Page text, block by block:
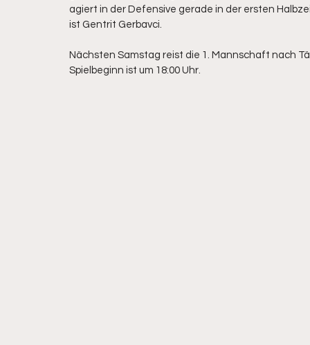
agiert in der Defensive gerade in der ersten
ist Gentrit Gerbavci.
Nächsten Samstag reist die 1. Mannschaft nach
Spielbeginn ist um 18:00 Uhr.